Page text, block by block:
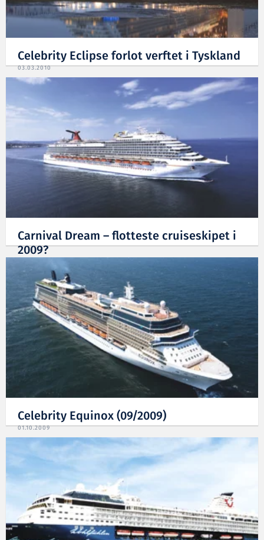
Celebrity Eclipse forlot verftet i Tyskland
03.03.2010
Carnival Dream – flotteste cruiseskipet i
2009?
Celebrity Equinox (09/2009)
01.10.2009